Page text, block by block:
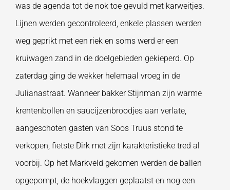
was de agenda tot de nok toe gevuld met karweitjes.
Lijnen werden gecontroleerd, enkele plassen werden
weg geprikt met een riek en soms werd er een
kruiwagen zand in de doelgebieden gekieperd. Op
zaterdag ging de wekker helemaal vroeg in de
Julianastraat. Wanneer bakker Stijnman zijn warme
krentenbollen en saucijzenbroodjes aan verlate,
aangeschoten gasten van Soos Truus stond te
verkopen, fietste Dirk met zijn karakteristieke tred al
voorbij. Op het Markveld gekomen werden de ballen
opgepompt, de hoekvlaggen geplaatst en nog een